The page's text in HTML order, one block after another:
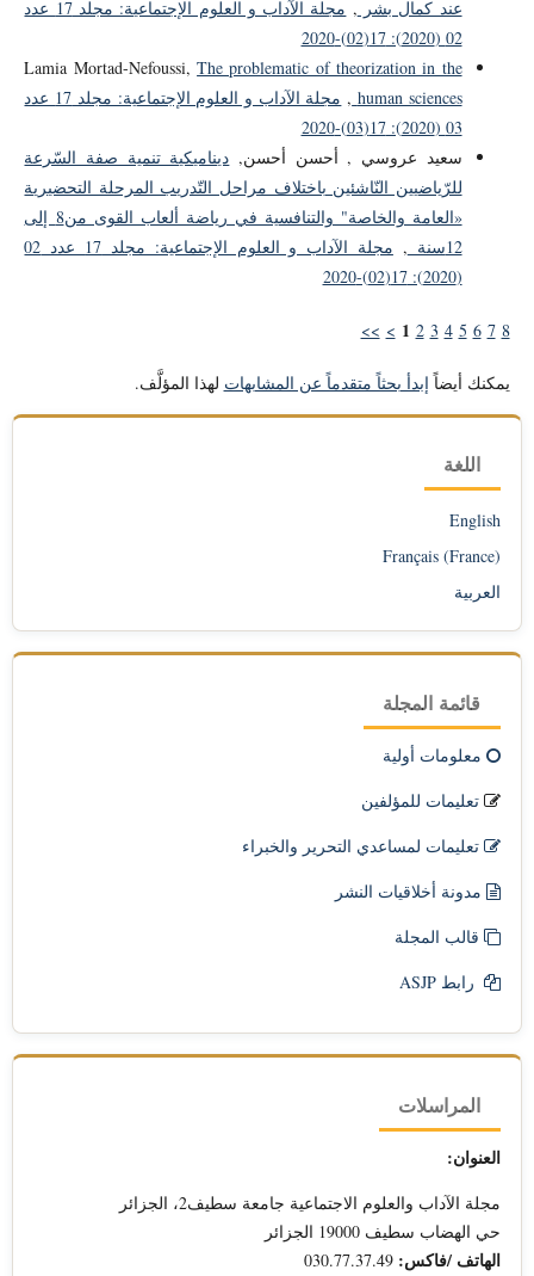
عند كمال بشر ,
مجلة الآداب و العلوم الإجتماعية: مجلد 17 عدد
02 (2020): 17(02)-2020
Lamia Mortad-Nefoussi,The problematic of theorization in the
human sciences
,
مجلة الآداب و العلوم الإجتماعية: مجلد 17 عدد
03 (2020): 17(03)-2020
سعيد عروسي , أحسن أحسن, ديناميكية تنمية صفة السّرعة
للرّياضيين النّاشئين باختلاف مراحل التّدريب المرحلة التحضيرية
«العامة والخاصة" والتنافسية في رياضة ألعاب القوى من8 إلى
12سنة
,
مجلة الآداب و العلوم الإجتماعية: مجلد 17 عدد 02
(2020): 17(02)-2020
1 2 3 4 5 6 7 8
>
>>
يمكنك أيضاً إبدأ بحثاً متقدماً عن المشابهات لهذا المؤلَّف.
اللغة
English
Français (France)
العربية
قائمة المجلة
معلومات أولية
تعليمات للمؤلفين
تعليمات لمساعدي التحرير والخبراء
مدونة أخلاقيات النشر
قالب المجلة
رابط ASJP
المراسلات
العنوان:
مجلة الآداب والعلوم الاجتماعية جامعة سطيف2، الجزائر
حي الهضاب سطيف 19000 الجزائر
الهاتف /فاكس: